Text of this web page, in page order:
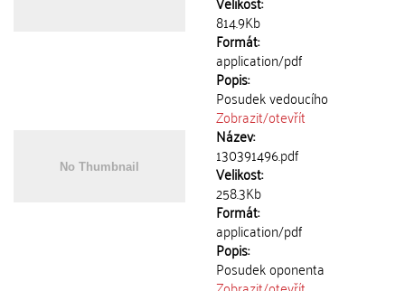
814.9Kb
Formát:
application/pdf
Popis:
Posudek vedoucího
Zobrazit/otevřít
Název:
130391496.pdf
Velikost:
258.3Kb
Formát:
application/pdf
Popis:
Posudek oponenta